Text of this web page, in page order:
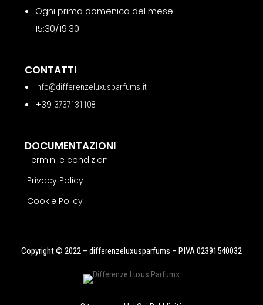
Ogni prima domenica del mese
15:30/19:30
CONTATTI
info@differenzeluxusparfums.it
+39 3737131108
DOCUMENTAZIONI
Termini e condizioni
Privacy Policy
Cookie Policy
Copyright © 2022 – differenzeluxusparfums – P.IVA 02391540032